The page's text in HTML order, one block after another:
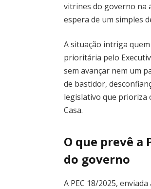
vitrines do governo na
espera de um simples
A situação intriga
prioritária pelo
sem avançar nem um
de bastidor,
legislativo que prioriza
Casa.
O que prevê a
do governo
A PEC 18/2025,